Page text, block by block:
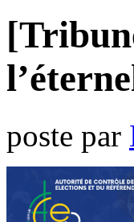
poste par